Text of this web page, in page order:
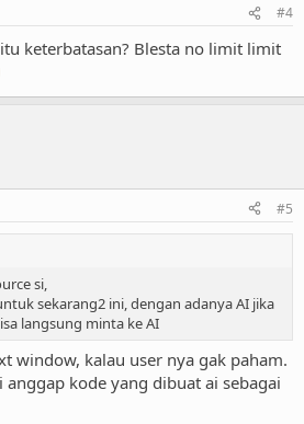
#4
keterbatasan? Blesta no limit limit
#5
si,
sekarang2 ini, dengan adanya AI jika
langsung minta ke AI
window, kalau user nya gak paham.
kode yang dibuat ai sebagai